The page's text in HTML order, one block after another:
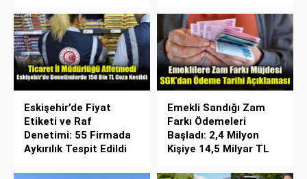
Eskişehir’de Fiyat
Etiketi ve Raf
Denetimi: 55 Firmada
Aykırılık Tespit Edildi
Emekli Sandığı Zam
Farkı Ödemeleri
Başladı: 2,4 Milyon
Kişiye 14,5 Milyar TL